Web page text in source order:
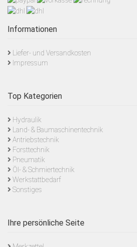
Informationen
Liefer- und Versandkosten
Impressum
Top Kategorien
Hydraulik
Land- & Baumaschinentechnik
Antriebstechnik
Forsttechnik
Pneumatik
Öl- & Schmiertechnik
Werkstattbedarf
Sonstiges
Ihre persönliche Seite